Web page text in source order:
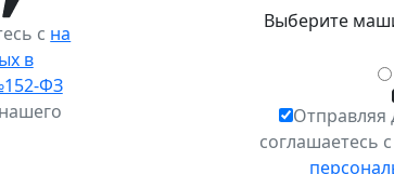
с на
в
ФЗ
нашего
Выберите
Отправляя
соглашаетесь с